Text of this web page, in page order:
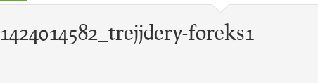
1424014582_trejjdery-foreks1